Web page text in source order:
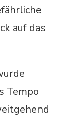
auf das
Tempo